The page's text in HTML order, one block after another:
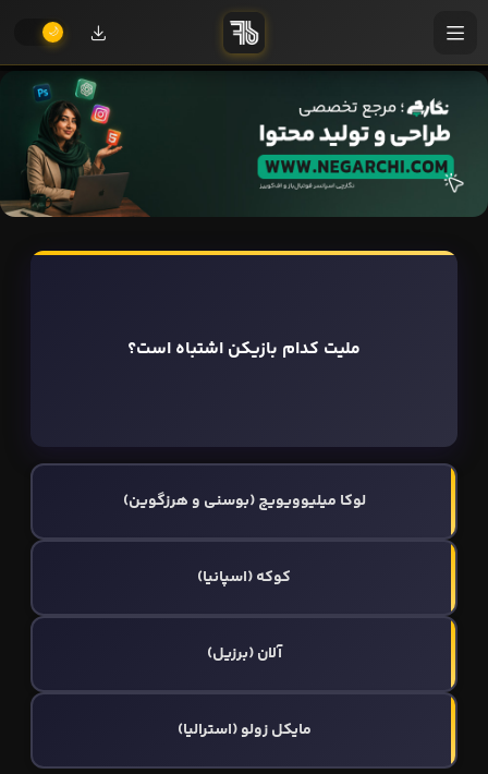
ملیت کدام بازیکن اشتباه است؟
لوکا میلیوویویچ (بوسنی و هرزگوین)
کوکه (اسپانیا)
آلان (برزیل)
مایکل زولو (استرالیا)